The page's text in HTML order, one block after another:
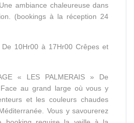
ambiance chaleureuse dans
(bookings à la réception 24
De 10Hr00 à 17Hr00 Crêpes et
« LES PALMERAIS » De
au grand large où vous y
et les couleurs chaudes
Vous y savourerez